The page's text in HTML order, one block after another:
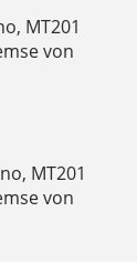
MT201
von
MT201
von